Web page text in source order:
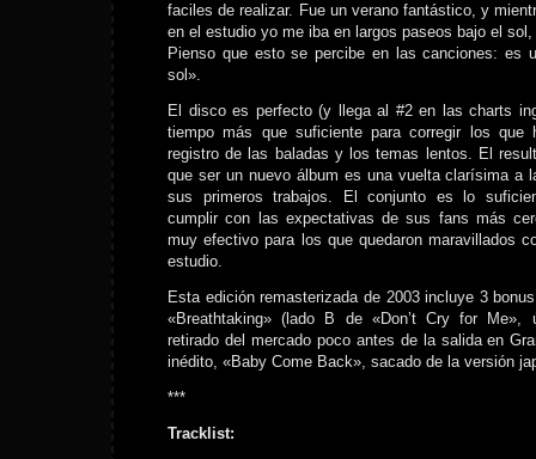
faciles de realizar. Fue un verano fantástico, y
en el estudio yo me iba en largos paseos bajo el
Pienso que esto se percibe en las canciones: es
sol».
El disco es perfecto (y llega al #2 en las charts
tiempo más que suficiente para corregir los
registro de las baladas y los temas lentos. El
que ser un nuevo álbum es una vuelta clarísima a
sus primeros trabajos. El conjunto es lo
cumplir con las expectativas de sus fans más
muy efectivo para los que quedaron maravillados
estudio.
Esta edición remasterizada de 2003 incluye 3
«Breathtaking» (lado B de «Don’t Cry for Me»,
retirado del mercado poco antes de la salida en
inédito, «Baby Come Back», sacado de la versión
***
Tracklist: